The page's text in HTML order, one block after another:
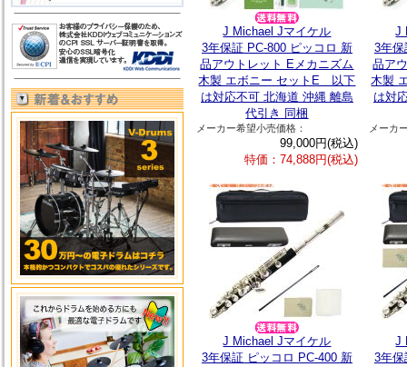
J Michael Jマイケル
3年保証 PC-800 ピッコロ 新
品アウトレット Eメカニズム
木製 エボニー セットE 以下
は対応不可 北海道 沖縄 離島
代引き 同梱
メーカー希望小売価格：
99,000円(税込)
特価：74,888円(税込)
J
3年
品ア
木製
は対
メーカ
J Michael Jマイケル
3年保証 ピッコロ PC-400 新
J
3年